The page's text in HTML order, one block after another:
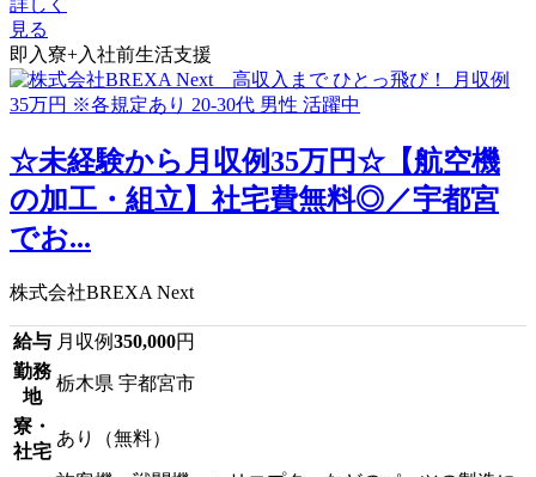
見る
即入寮+入社前生活支援
☆未経験から月収例35万円☆【航空機
の加工・組立】社宅費無料◎／宇都宮
でお...
株式会社BREXA Next
給与 月収例350,000円
勤務
地
栃木県 宇都宮市
寮・
社宅
あり（無料）